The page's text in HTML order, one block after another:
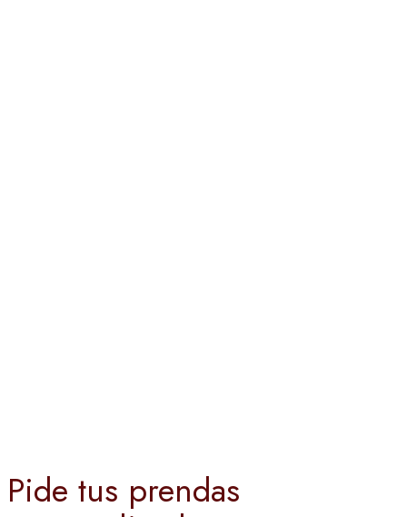
Pide tus prendas